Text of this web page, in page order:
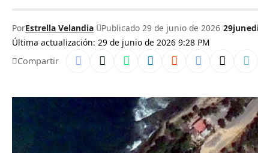
Última actualización: 29 de junio de 2026 9:28 PM
PorEstrella Velandia Publicado 29 de junio de 2026 29jun
Compartir